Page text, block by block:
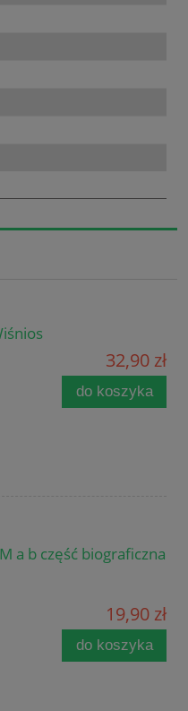
32,90 zł
do koszyka
a b część biograficzna
19,90 zł
do koszyka